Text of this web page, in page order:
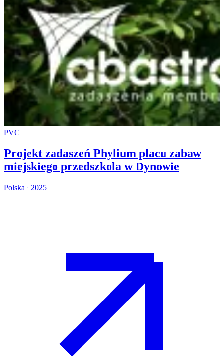
PVC
Projekt zadaszeń Phylium placu zabaw
miejskiego przedszkola w Dynowie
Polska · 2025